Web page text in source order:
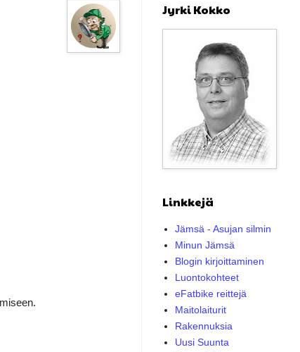
Jyrki Kokko
Linkkejä
Jämsä - Asujan silmin
Minun Jämsä
Blogin kirjoittaminen
Luontokohteet
eFatbike reittejä
Maitolaiturit
Rakennuksia
Uusi Suunta